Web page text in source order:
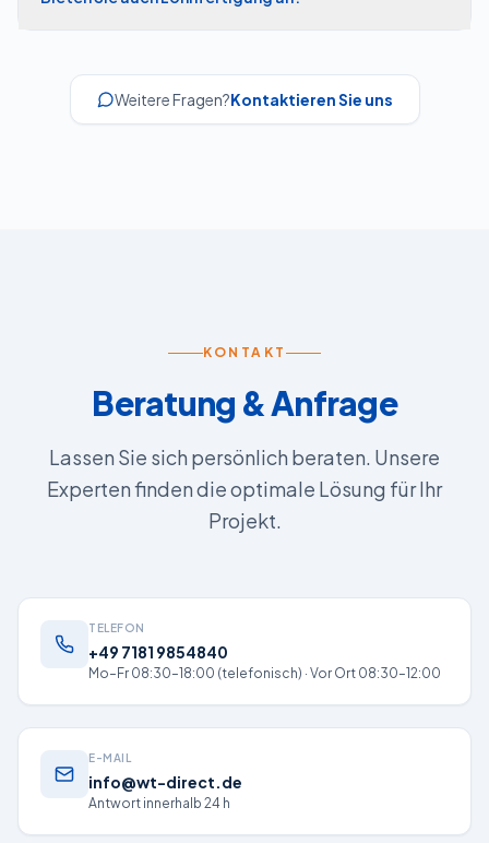
Weitere Fragen?Kontaktieren Sie uns
KONTAKT
Beratung & Anfrage
Lassen Sie sich persönlich beraten. Unsere
Experten finden die optimale Lösung für Ihr
Projekt.
TELEFON
+49 7181 9854840
Mo–Fr 08:30–18:00 (telefonisch) · Vor Ort 08:30–12:00
E-MAIL
info@wt-direct.de
Antwort innerhalb 24 h